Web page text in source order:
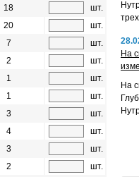
На
На
18
шт.
20
шт.
7
шт.
2
шт.
1
шт.
1
шт.
3
шт.
4
шт.
3
шт.
2
шт.